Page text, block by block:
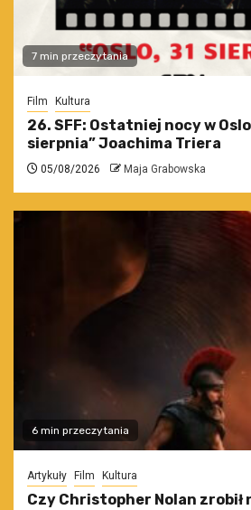
7 min przeczytania
Film Kultura
26. SFF: Ostatniej nocy w Oslo.
sierpnia” Joachima Triera
05/08/2026 Maja Grabowska
6 min przeczytania
Artykuły Film Kultura
Czy Christopher Nolan zrobił